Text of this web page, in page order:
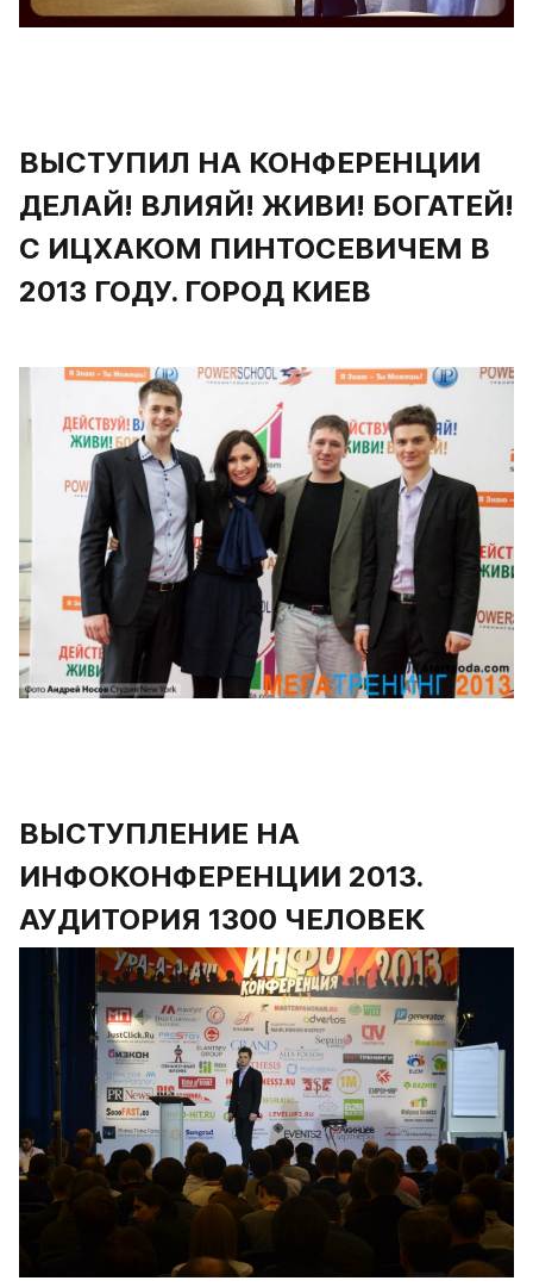
ВЫСТУПИЛ НА КОНФЕРЕНЦИИ
ДЕЛАЙ! ВЛИЯЙ! ЖИВИ! БОГАТЕЙ!
С ИЦХАКОМ ПИНТОСЕВИЧЕМ В
2013 ГОДУ. ГОРОД КИЕВ
ВЫСТУПЛЕНИЕ НА
ИНФОКОНФЕРЕНЦИИ 2013.
АУДИТОРИЯ 1300 ЧЕЛОВЕК